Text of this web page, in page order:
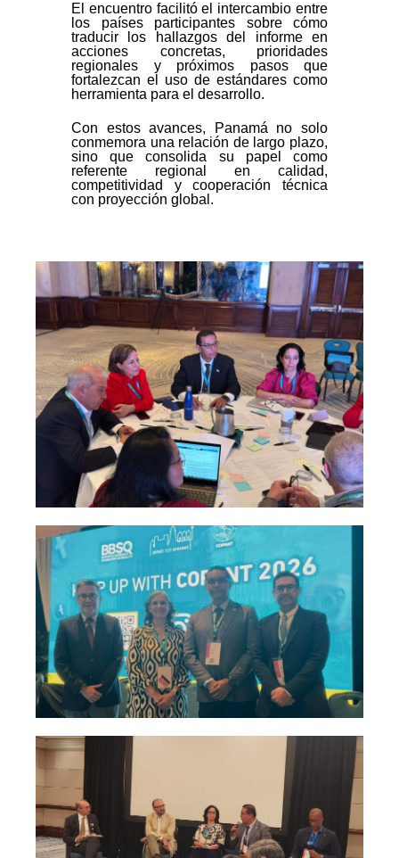
El encuentro facilitó el intercambio entre
los países participantes sobre cómo
traducir los hallazgos del informe en
acciones concretas, prioridades
regionales y próximos pasos que
fortalezcan el uso de estándares como
herramienta para el desarrollo.
Con estos avances, Panamá no solo
conmemora una relación de largo plazo,
sino que consolida su papel como
referente regional en calidad,
competitividad y cooperación técnica
con proyección global.